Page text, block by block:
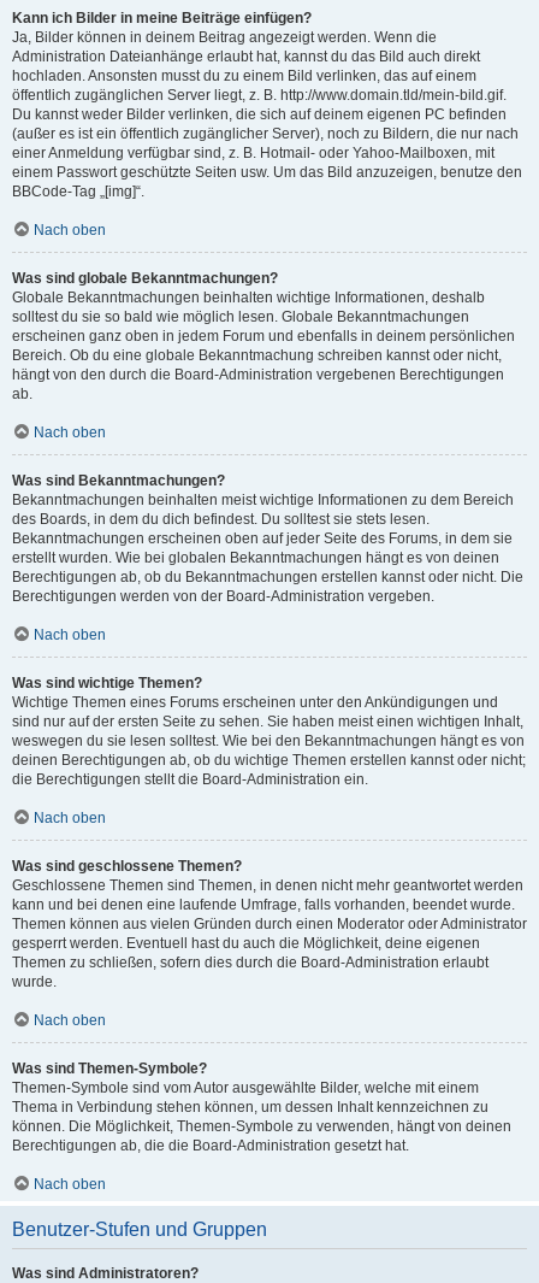
Kann ich Bilder in meine Beiträge einfügen?
Ja, Bilder können in deinem Beitrag angezeigt werden. Wenn die
Administration Dateianhänge erlaubt hat, kannst du das Bild auch direkt
hochladen. Ansonsten musst du zu einem Bild verlinken, das auf einem
öffentlich zugänglichen Server liegt, z. B. http://www.domain.tld/mein-bild.gif.
Du kannst weder Bilder verlinken, die sich auf deinem eigenen PC befinden
(außer es ist ein öffentlich zugänglicher Server), noch zu Bildern, die nur nach
einer Anmeldung verfügbar sind, z. B. Hotmail- oder Yahoo-Mailboxen, mit
einem Passwort geschützte Seiten usw. Um das Bild anzuzeigen, benutze den
BBCode-Tag „[img]“.
Nach oben
Was sind globale Bekanntmachungen?
Globale Bekanntmachungen beinhalten wichtige Informationen, deshalb
solltest du sie so bald wie möglich lesen. Globale Bekanntmachungen
erscheinen ganz oben in jedem Forum und ebenfalls in deinem persönlichen
Bereich. Ob du eine globale Bekanntmachung schreiben kannst oder nicht,
hängt von den durch die Board-Administration vergebenen Berechtigungen
ab.
Nach oben
Was sind Bekanntmachungen?
Bekanntmachungen beinhalten meist wichtige Informationen zu dem Bereich
des Boards, in dem du dich befindest. Du solltest sie stets lesen.
Bekanntmachungen erscheinen oben auf jeder Seite des Forums, in dem sie
erstellt wurden. Wie bei globalen Bekanntmachungen hängt es von deinen
Berechtigungen ab, ob du Bekanntmachungen erstellen kannst oder nicht. Die
Berechtigungen werden von der Board-Administration vergeben.
Nach oben
Was sind wichtige Themen?
Wichtige Themen eines Forums erscheinen unter den Ankündigungen und
sind nur auf der ersten Seite zu sehen. Sie haben meist einen wichtigen Inhalt,
weswegen du sie lesen solltest. Wie bei den Bekanntmachungen hängt es von
deinen Berechtigungen ab, ob du wichtige Themen erstellen kannst oder nicht;
die Berechtigungen stellt die Board-Administration ein.
Nach oben
Was sind geschlossene Themen?
Geschlossene Themen sind Themen, in denen nicht mehr geantwortet werden
kann und bei denen eine laufende Umfrage, falls vorhanden, beendet wurde.
Themen können aus vielen Gründen durch einen Moderator oder Administrator
gesperrt werden. Eventuell hast du auch die Möglichkeit, deine eigenen
Themen zu schließen, sofern dies durch die Board-Administration erlaubt
wurde.
Nach oben
Was sind Themen-Symbole?
Themen-Symbole sind vom Autor ausgewählte Bilder, welche mit einem
Thema in Verbindung stehen können, um dessen Inhalt kennzeichnen zu
können. Die Möglichkeit, Themen-Symbole zu verwenden, hängt von deinen
Berechtigungen ab, die die Board-Administration gesetzt hat.
Nach oben
Benutzer-Stufen und Gruppen
Was sind Administratoren?